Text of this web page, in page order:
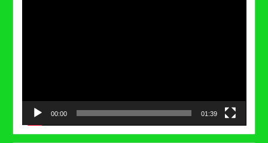
00:00 01:39